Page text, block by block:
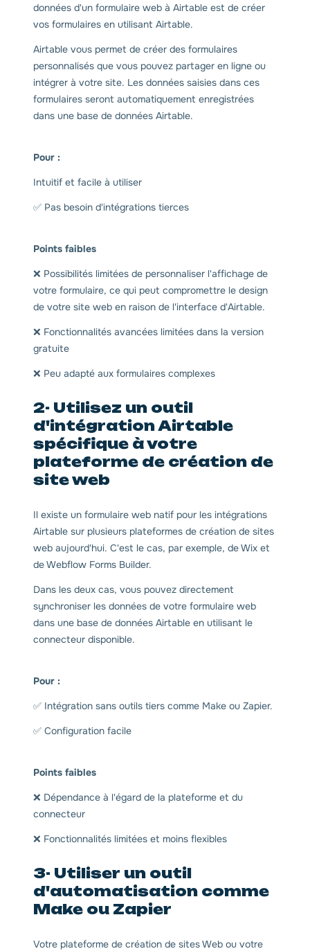
données d'un formulaire web à Airtable est de créer
vos formulaires en utilisant Airtable.
Airtable vous permet de créer des formulaires
personnalisés que vous pouvez partager en ligne ou
intégrer à votre site. Les données saisies dans ces
formulaires seront automatiquement enregistrées
dans une base de données Airtable.
Pour :
Intuitif et facile à utiliser
✅ Pas besoin d'intégrations tierces
Points faibles
❌ Possibilités limitées de personnaliser l'affichage de
votre formulaire, ce qui peut compromettre le design
de votre site web en raison de l'interface d'Airtable.
❌ Fonctionnalités avancées limitées dans la version
gratuite
❌ Peu adapté aux formulaires complexes
2- Utilisez un outil
d'intégration Airtable
spécifique à votre
plateforme de création de
site web
Il existe un formulaire web natif pour les intégrations
Airtable sur plusieurs plateformes de création de sites
web aujourd'hui. C'est le cas, par exemple, de Wix et
de Webflow Forms Builder.
Dans les deux cas, vous pouvez directement
synchroniser les données de votre formulaire web
dans une base de données Airtable en utilisant le
connecteur disponible.
Pour :
✅ Intégration sans outils tiers comme Make ou Zapier.
✅ Configuration facile
Points faibles
❌ Dépendance à l'égard de la plateforme et du
connecteur
❌ Fonctionnalités limitées et moins flexibles
3- Utiliser un outil
d'automatisation comme
Make ou Zapier
Votre plateforme de création de sites Web ou votre